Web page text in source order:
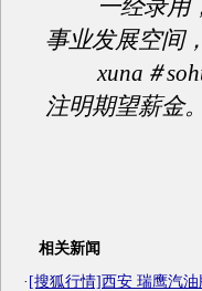
一经录用，
事业发展空间
xuna＃
注明期望薪金。
相关新闻
·[搜狐行情]西安 瑞鹰汽油